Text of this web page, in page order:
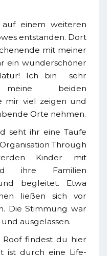
einem weiteren
entstanden. Dort
mit meiner
ein wunderschöner
Ich bin sehr
beiden
mir viel zeigen und
Orte nehmen.
seht ihr eine Taufe
Through
Kinder mit
ihre Familien
begleitet. Etwa
ließen sich vor
Die Stimmung war
ausgelassen.
findest du hier
ist durch eine Life-